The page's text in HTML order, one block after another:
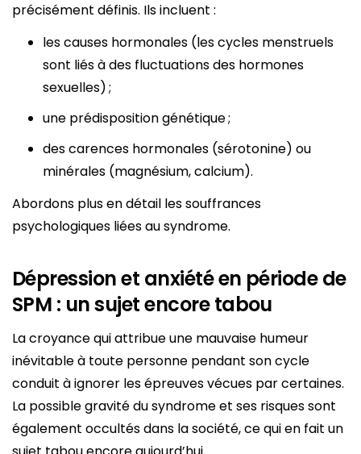
précisément définis. Ils incluent :
les causes hormonales (les cycles menstruels
sont liés à des fluctuations des hormones
sexuelles) ;
une prédisposition génétique ;
des carences hormonales (sérotonine) ou
minérales (magnésium, calcium).
Abordons plus en détail les souffrances
psychologiques liées au syndrome.
Dépression et anxiété en période de
SPM : un sujet encore tabou
La croyance qui attribue une mauvaise humeur
inévitable à toute personne pendant son cycle
conduit à ignorer les épreuves vécues par certaines.
La possible gravité du syndrome et ses risques sont
également occultés dans la société, ce qui en fait un